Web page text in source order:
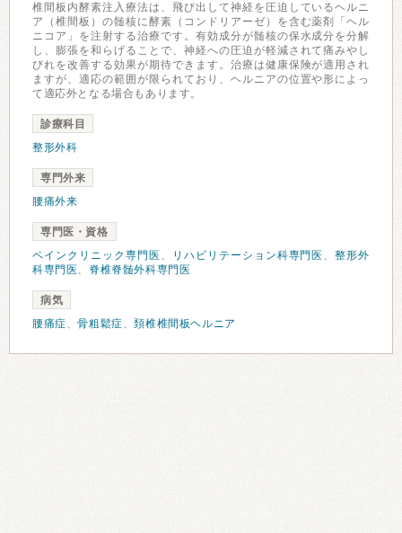
椎間板内酵素注入療法は、飛び出して神経を圧迫しているヘルニ
ア（椎間板）の髄核に酵素（コンドリアーゼ）を含む薬剤「ヘル
ニコア」を注射する治療です。有効成分が髄核の保水成分を分解
し、膨張を和らげることで、神経への圧迫が軽減されて痛みやし
びれを改善する効果が期待できます。治療は健康保険が適用され
ますが、適応の範囲が限られており、ヘルニアの位置や形によっ
て適応外となる場合もあります。
診療科目
整形外科
専門外来
腰痛外来
専門医・資格
ペインクリニック専門医 、 リハビリテーション科専門医 、整形外
科専門医、 脊椎脊髄外科専門医
病気
腰痛症、骨粗鬆症、頚椎椎間板ヘルニア